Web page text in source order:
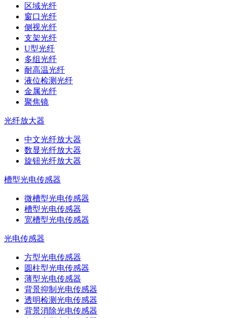
区域光纤
窗口光纤
侧视光纤
支架光纤
U型光纤
多组光纤
耐高温光纤
液位检测光纤
金属光纤
聚焦镜
光纤放大器
中文光纤放大器
数显光纤放大器
旋钮光纤放大器
槽型光电传感器
微槽型光电传感器
槽型光电传感器
宽槽型光电传感器
光电传感器
方型光电传感器
圆柱型光电传感器
薄型光电传感器
背景抑制光电传感器
透明检测光电传感器
背景消除光电传感器